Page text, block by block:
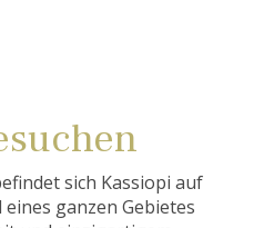
sich Kassiopi auf
ganzen Gebietes